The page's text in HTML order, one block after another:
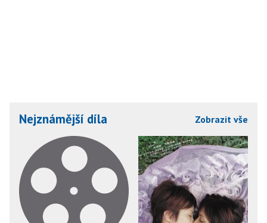
Nejznámější díla Zobrazit vše